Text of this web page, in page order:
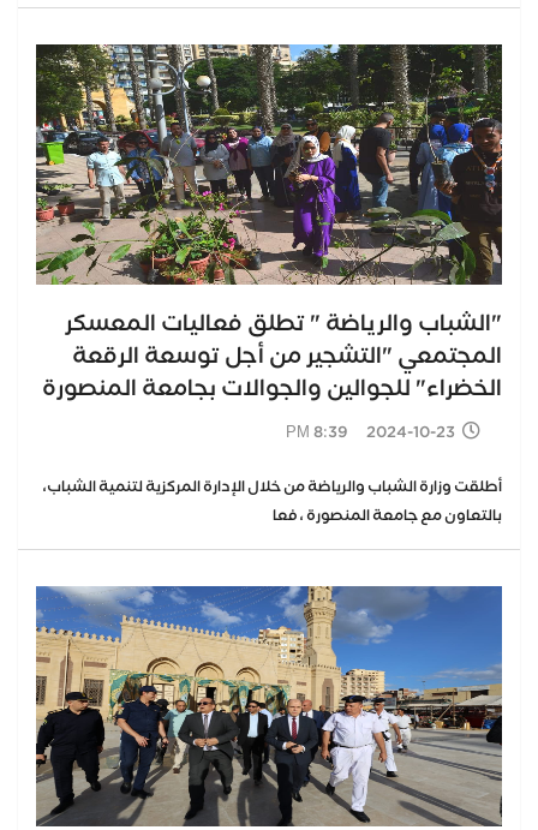
"الشباب والرياضة " تطلق فعاليات المعسكر
المجتمعي "التشجير من أجل توسعة الرقعة
الخضراء" للجوالين والجوالات بجامعة المنصورة
2024-10-23 8:39 PM
أطلقت وزارة الشباب والرياضة من خلال الإدارة المركزية لتنمية الشباب،
بالتعاون مع جامعة المنصورة ، فعا